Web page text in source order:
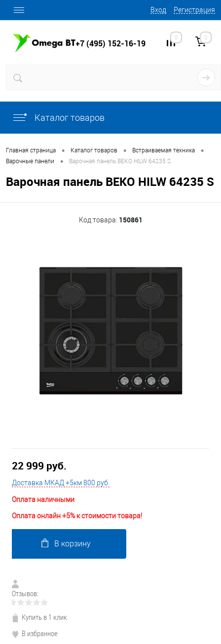
Вход Регистрация
+7 (495) 152-16-19
0 0
Каталог товаров
Главная страница • Каталог товаров • Встраиваемая техника •
Варочные панели • Варочная панель BEKO HILW 64235 S
Варочная панель BEKO HILW 64235 S
Код товара: 150861
22 999 руб.
Доставка МКАД +5км 800 руб.
Оплата наличными
Оплата онлайн +5% к стоимости товара!
В корзину
Отзывов:
Купить в 1 клик
В избранное